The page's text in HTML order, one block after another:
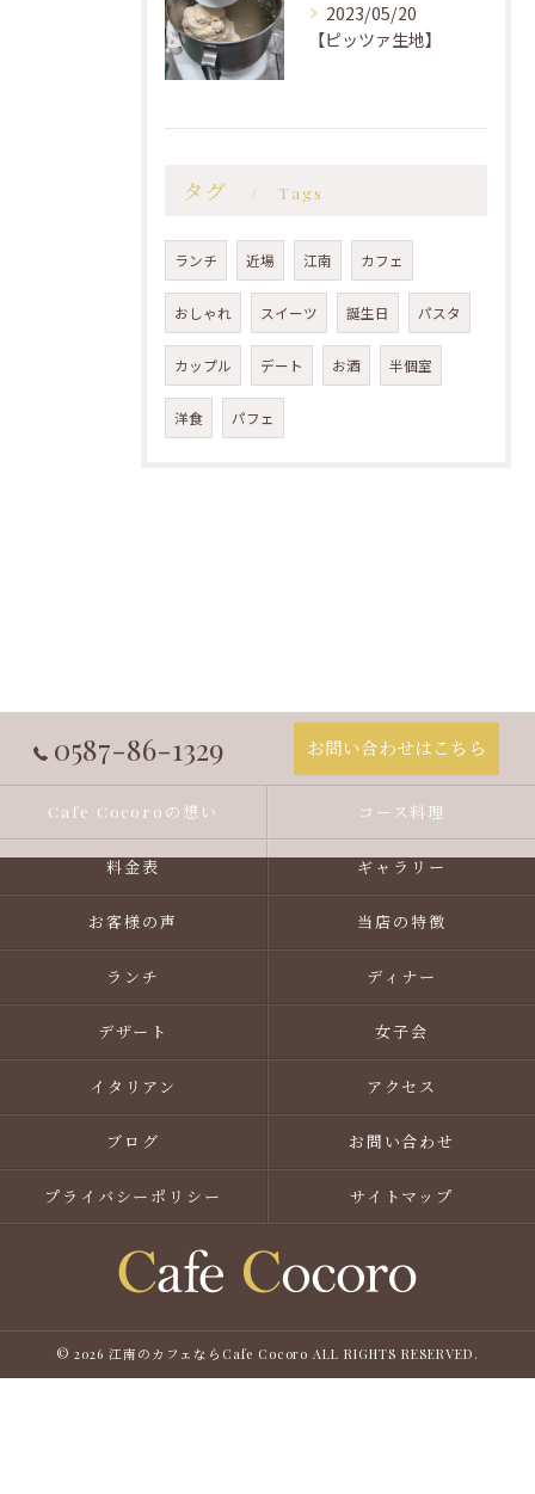
2023/05/20
【ピッツァ生地】
タグ Tags
ランチ 近場 江南 カフェ
おしゃれ スイーツ 誕生日 パスタ
カップル デート お酒 半個室
洋食 パフェ
0587-86-1329 お問い合わせはこちら
Cafe Cocoroの想い コース料理
料金表 ギャラリー
お客様の声 当店の特徴
ランチ ディナー
デザート 女子会
イタリアン アクセス
ブログ お問い合わせ
プライバシーポリシー サイトマップ
© 2026 江南のカフェならCafe Cocoro ALL RIGHTS RESERVED.